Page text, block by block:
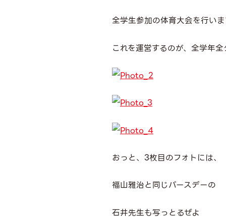
全学生参加の体育大会を行いま
これを運営するのが、全学年
おっと、3枚目のフォトには、
福山雅治と同じバースデーの
石井先生も写っとるぜよ